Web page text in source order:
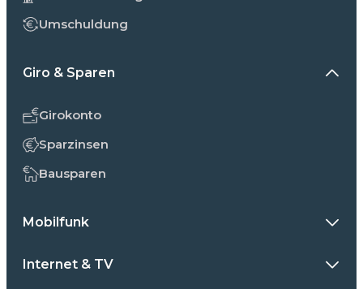
Umschuldung
Giro & Sparen
Girokonto
Sparzinsen
Bausparen
Mobilfunk
Internet & TV